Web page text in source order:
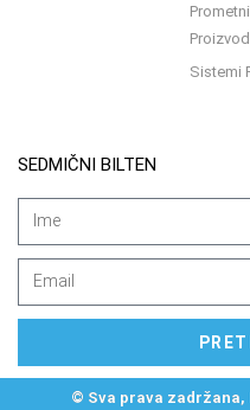
Sistemi
SEDMIČNI BILTEN
© Sva prava zadržana,